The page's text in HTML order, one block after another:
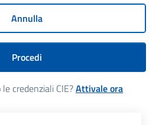
Annulla
Procedi
credenziali CIE?Attivale ora